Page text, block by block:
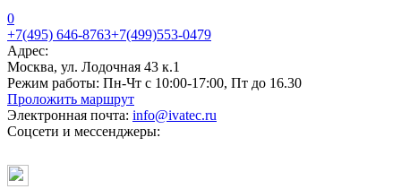
0
+7(495) 646-8763+7(499)553-0479
Адрес:
Москва, ул. Лодочная 43 к.1
Режим работы: Пн-Чт с 10:00-17:00, Пт до 16.30
Проложить маршрут
Электронная почта: info@ivatec.ru
Соцсети и мессенджеры: